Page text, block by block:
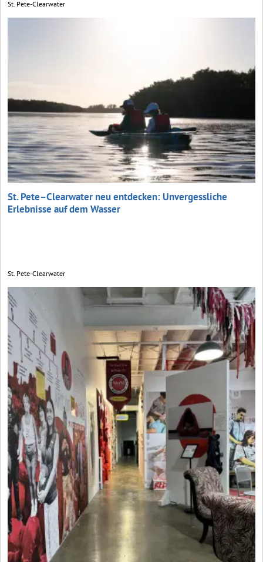
St. Pete-Clearwater
St. Pete–Clearwater neu entdecken: Unvergessliche
Erlebnisse auf dem Wasser
St. Pete-Clearwater